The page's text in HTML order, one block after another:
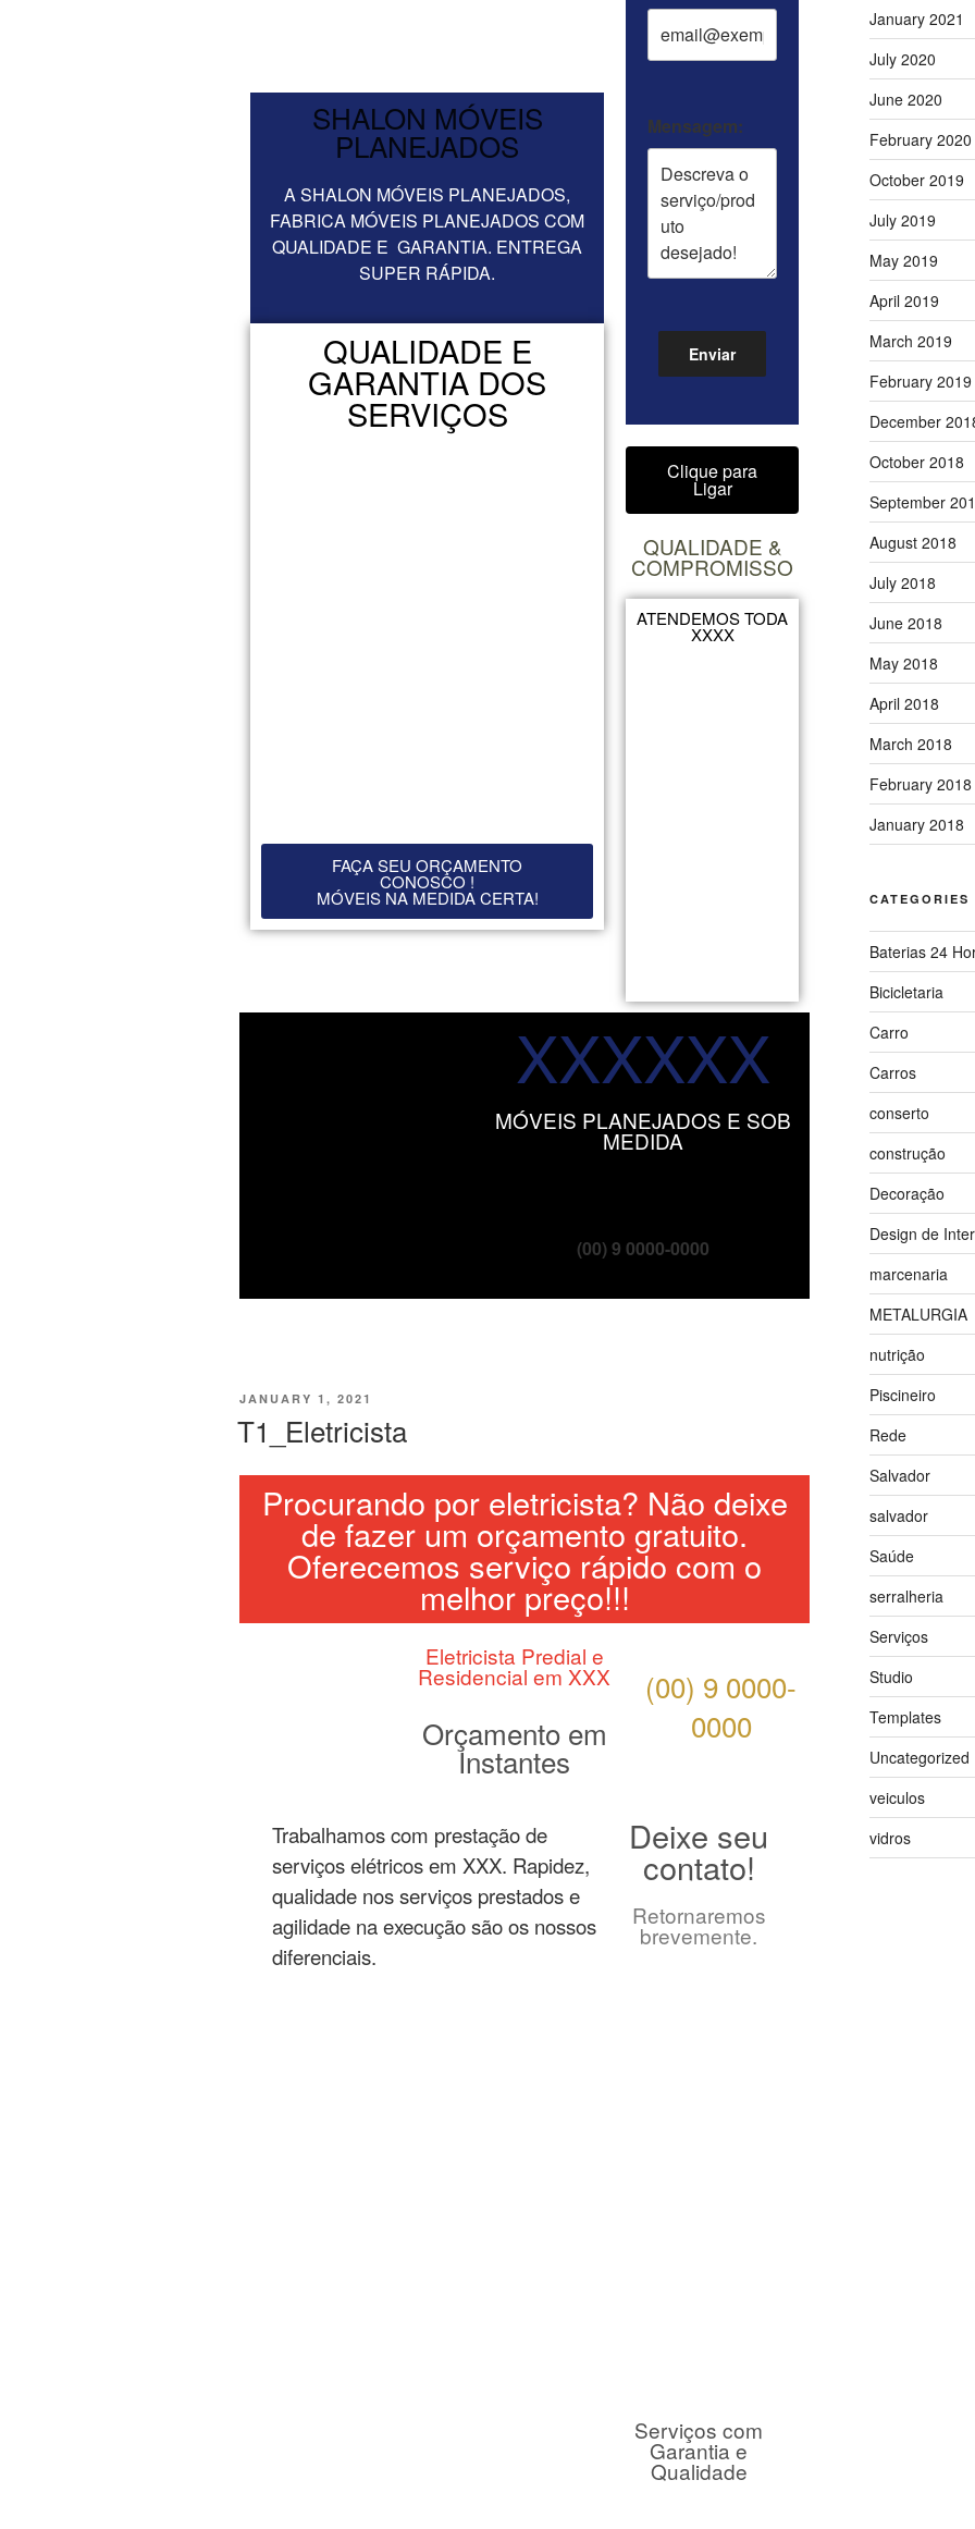
SHALON MÓVEIS
PLANEJADOS
A SHALON MÓVEIS PLANEJADOS,
FABRICA MÓVEIS PLANEJADOS COM
QUALIDADE E GARANTIA. ENTREGA
SUPER RÁPIDA.
QUALIDADE E
GARANTIA DOS
SERVIÇOS
FAÇA SEU ORÇAMENTO
CONOSCO !
MÓVEIS NA MEDIDA CERTA!
Mensagem:
Clique para
Ligar
QUALIDADE &
COMPROMISSO
ATENDEMOS TODA
XXXX
XXXXXX
MÓVEIS PLANEJADOS E SOB
MEDIDA
(00) 9 0000-0000
JANUARY 1, 2021
T1_Eletricista
Procurando por eletricista? Não deixe
de fazer um orçamento gratuito.
Oferecemos serviço rápido com o
melhor preço!!!
Eletricista Predial e
Residencial em XXX
Orçamento em
Instantes
(00) 9 0000-
0000
Trabalhamos com prestação de
serviços elétricos em XXX. Rapidez,
qualidade nos serviços prestados e
agilidade na execução são os nossos
diferenciais.
Deixe seu
contato!
Retornaremos
brevemente.
Serviços com
Garantia e
Qualidade
January 2021
July 2020
June 2020
February 2020
October 2019
July 2019
May 2019
April 2019
March 2019
February 2019
December
October 2018
September
August 2018
July 2018
June 2018
May 2018
April 2018
March 2018
February 2018
January 2018
CATEGORIES
Baterias 24
Bicicletaria
Carro
Carros
conserto
construção
Decoração
Design de
marcenaria
METALURGIA
nutrição
Piscineiro
Rede
Salvador
salvador
Saúde
serralheria
Serviços
Studio
Templates
Uncategorized
veiculos
vidros